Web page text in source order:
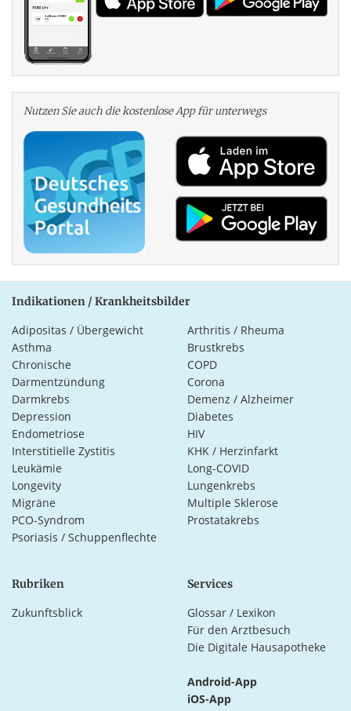
Nutzen Sie auch die kosten­lose App für unterwegs
Indikationen / Krankheitsbilder
Adipositas / Übergewicht
Arthritis / Rheuma
Asthma
Brustkrebs
Chronische
Darmentzündung
COPD
Corona
Darmkrebs
Demenz / Alzheimer
Depression
Diabetes
Endometriose
HIV
Interstitielle Zystitis
KHK / Herzinfarkt
Leukämie
Long-COVID
Longevity
Lungenkrebs
Migräne
Multiple Sklerose
PCO-Syndrom
Prostatakrebs
Psoriasis / Schuppenflechte
Rubriken
Zukunftsblick
Services
Glossar / Lexikon
Für den Arztbesuch
Die Digitale Hausapotheke
Android-App
iOS-App